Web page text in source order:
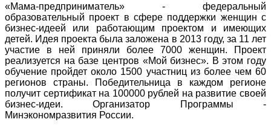
«Мама-предприниматель» - федеральный
образовательный проект в сфере поддержки женщин с
бизнес-идеей или работающим проектом и имеющих
детей. Идея проекта была заложена в 2013 году, за 11 лет
участие в ней приняли более 7000 женщин. Проект
реализуется на базе центров «Мой бизнес». В этом году
обучение пройдет около 1500 участниц из более чем 60
регионов страны. Победительница в каждом регионе
получит сертификат на 100000 рублей на развитие своей
бизнес-идеи. Организатор Программы -
Минэкономразвития России.